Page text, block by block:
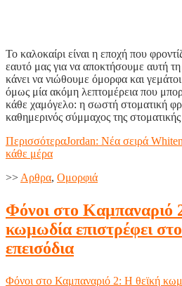
Το καλοκαίρι είναι η εποχή που
εαυτό μας για να αποκτήσουμε αυτή
κάνει να νιώθουμε όμορφα και
όμως μία ακόμη λεπτομέρεια που
κάθε χαμόγελο: η σωστή στοματική
καθημερινός σύμμαχος της
ΠερισσότεραJordan: Νέα σειρά
κάθε μέρα
>>Aρθρα, Ομορφιά
Φόνοι στο Καμπαναριό
κωμωδία επιστρέφει
επεισόδια
Φόνοι στο Καμπαναριό 2: Η θεϊκή